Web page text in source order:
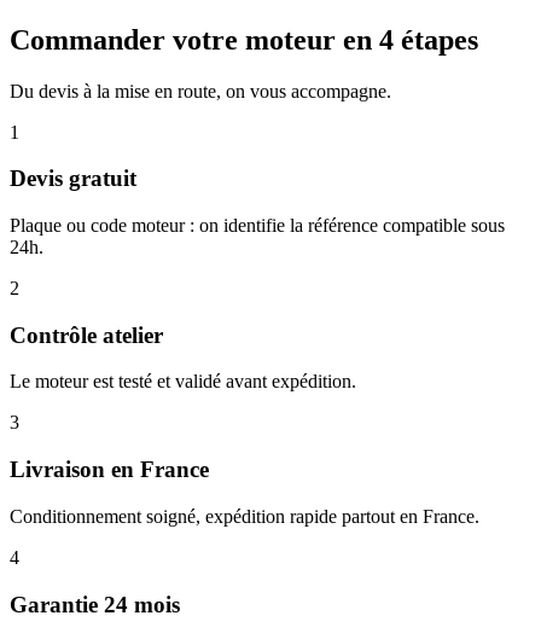
Commander votre moteur en 4 étapes
Du devis à la mise en route, on vous accompagne.
1
Devis gratuit
Plaque ou code moteur : on identifie la référence compatible sous
24h.
2
Contrôle atelier
Le moteur est testé et validé avant expédition.
3
Livraison en France
Conditionnement soigné, expédition rapide partout en France.
4
Garantie 24 mois